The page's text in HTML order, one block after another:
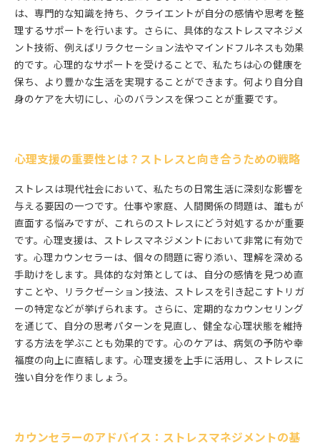
は、専門的な知識を持ち、クライエントが自分の感情や思考を整
理するサポートを行います。さらに、具体的なストレスマネジメ
ント技術、例えばリラクセーション法やマインドフルネスも効果
的です。心理的なサポートを受けることで、私たちは心の健康を
保ち、より豊かな生活を実現することができます。何より自分自
身のケアを大切にし、心のバランスを保つことが重要です。
心理支援の重要性とは？ストレスと向き合うための戦略
ストレスは現代社会において、私たちの日常生活に深刻な影響を
与える要因の一つです。仕事や家庭、人間関係の問題は、誰もが
直面する悩みですが、これらのストレスにどう対処するかが重要
です。心理支援は、ストレスマネジメントにおいて非常に有効で
す。心理カウンセラーは、個々の問題に寄り添い、理解を深める
手助けをします。具体的な対策としては、自分の感情を見つめ直
すことや、リラクゼーション技法、ストレスを引き起こすトリガ
ーの特定などが挙げられます。さらに、定期的なカウンセリング
を通じて、自分の思考パターンを見直し、健全な心理状態を維持
する方法を学ぶことも効果的です。心のケアは、病気の予防や幸
福度の向上に直結します。心理支援を上手に活用し、ストレスに
強い自分を作りましょう。
カウンセラーのアドバイス：ストレスマネジメントの基